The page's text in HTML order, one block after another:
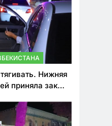
Нижняя
приняла закон
ПДД